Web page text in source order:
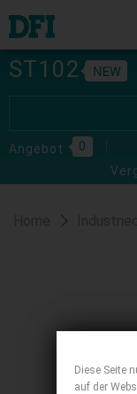
ST102
Angebot
0
Diese Seite
auf der